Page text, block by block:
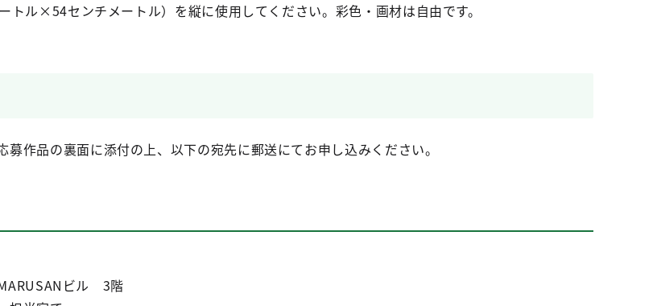
トル×54センチメートル）を縦に使用してください。彩色・画材は自由です。
作品の裏面に添付の上、以下の宛先に郵送にてお申し込みください。
ビル 3階